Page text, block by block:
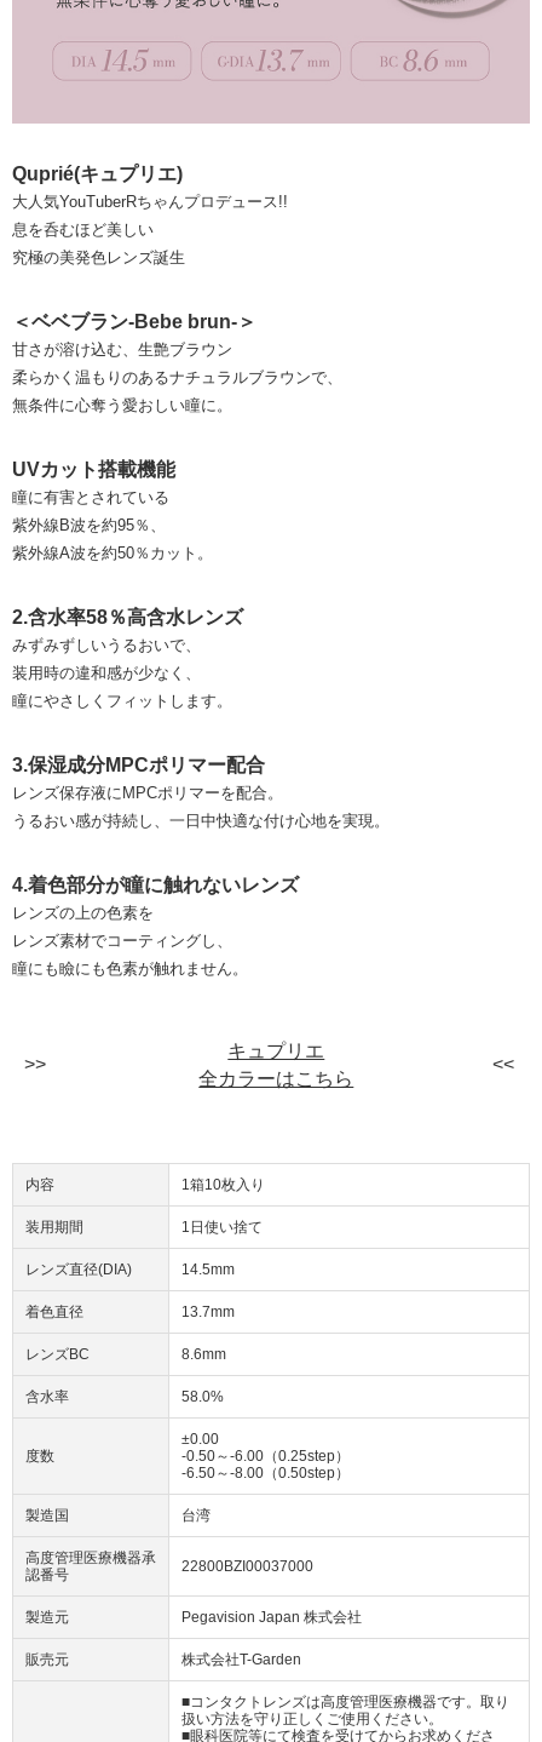
Quprié(キュプリエ)
大人気YouTuberRちゃんプロデュース!!
息を呑むほど美しい
究極の美発色レンズ誕生
＜ベベブラン-Bebe brun-＞
甘さが溶け込む、生艶ブラウン
柔らかく温もりのあるナチュラルブラウンで、
無条件に心奪う愛おしい瞳に。
UVカット搭載機能
瞳に有害とされている
紫外線B波を約95％、
紫外線A波を約50％カット。
2.含水率58％高含水レンズ
みずみずしいうるおいで、
装用時の違和感が少なく、
瞳にやさしくフィットします。
3.保湿成分MPCポリマー配合
レンズ保存液にMPCポリマーを配合。
うるおい感が持続し、一日中快適な付け心地を実現。
4.着色部分が瞳に触れないレンズ
レンズの上の色素を
レンズ素材でコーティングし、
瞳にも瞼にも色素が触れません。
キュプリエ
全カラーはこちら
内容 1箱10枚入り
装用期間 1日使い捨て
レンズ直径(DIA) 14.5mm
着色直径 13.7mm
レンズBC 8.6mm
含水率 58.0%
度数
±0.00
-0.50～-6.00（0.25step）
-6.50～-8.00（0.50step）
製造国 台湾
高度管理医療機器承
認番号
22800BZI00037000
製造元 Pegavision Japan 株式会社
販売元 株式会社T-Garden
■コンタクトレンズは高度管理医療機器です。取り
扱い方法を守り正しくご使用ください。
■眼科医院等にて検査を受けてからお求めくださ